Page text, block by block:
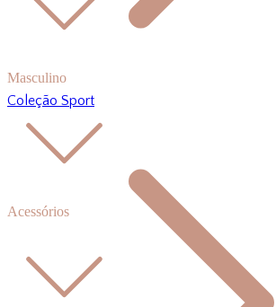
Masculino
Acessórios
Coleção Sport